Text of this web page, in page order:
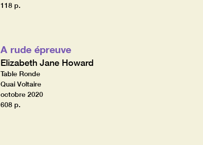
118 p.
A rude épreuve
Elizabeth Jane Howard
Table Ronde
Quai Voltaire
octobre 2020
608 p.